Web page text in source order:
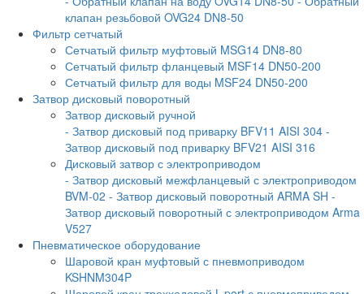
клапан резьбовой OVG24 DN8-50
Фильтр сетчатый
Сетчатый фильтр муфтовый MSG14 DN8-80
Сетчатый фильтр фланцевый MSF14 DN50-200
Сетчатый фильтр для воды MSF24 DN50-200
Затвор дисковый поворотный
Затвор дисковый ручной
- Затвор дисковый под приварку BFV11 AISI 304 -
Затвор дисковый под приварку BFV21 AISI 316
Дисковый затвор с электроприводом
- Затвор дисковый межфланцевый с электроприводом
BVM-02 - Затвор дисковый поворотный ARMA SH -
Затвор дисковый поворотный с электроприводом Arma
V527
Пневматическое оборудование
Шаровой кран муфтовый с пневмоприводом
KSHNM304P